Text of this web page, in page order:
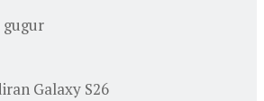
gugur
Galaxy S26